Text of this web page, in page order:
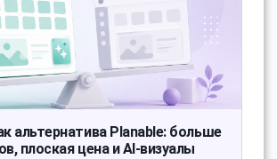
альтернатива Planable: больше
плоская цена и AI-визуалы